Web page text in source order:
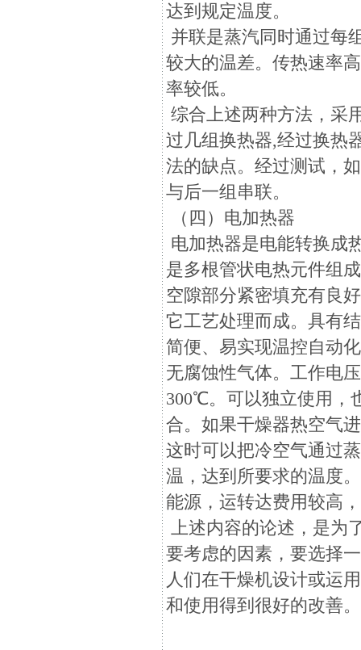
达到规定温度。
并联是蒸汽同时通过每
较大的温差。传热速率
率较低。
综合上述两种方法，
过几组换热器,经过换热
法的缺点。经过测试，
与后一组串联。
（四）电加热器
电加热器是电能转换成
是多根管状电热元件组
空隙部分紧密填充有良
它工艺处理而成。具有
简便、易实现温控自动
无腐蚀性气体。工作电
300℃。可以独立使用，
合。如果干燥器热空气
这时可以把冷空气通过
温，达到所要求的温度
能源，运转达费用较高
上述内容的论述，是为
要考虑的因素，要选择
人们在干燥机设计或运
和使用得到很好的改善。
振动筛分设备 的动力源振动电机可产生圆形
振动筛分设备一向利用振动电机作为简单
从而有效完成各种作业。
直线型振动：振动体(振动箱体和物料)的
筛即被称为直线振动筛或直线筛。将两台相